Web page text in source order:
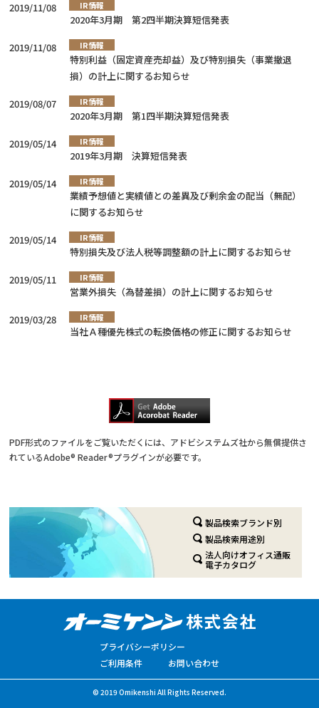
2019/11/08 IR情報
2020年3月期 第2四半期決算短信発表
2019/11/08 IR情報
特別利益（固定資産売却益）及び特別損失（事業撤退
損）の計上に関するお知らせ
2019/08/07 IR情報
2020年3月期 第1四半期決算短信発表
2019/05/14 IR情報
2019年3月期 決算短信発表
2019/05/14 IR情報
業績予想値と実績値との差異及び剰余金の配当（無配）
に関するお知らせ
2019/05/14 IR情報
特別損失及び法人税等調整額の計上に関するお知らせ
2019/05/11 IR情報
営業外損失（為替差損）の計上に関するお知らせ
2019/03/28 IR情報
当社Ａ種優先株式の転換価格の修正に関するお知らせ
PDF形式のファイルをご覧いただくには、アドビシステムズ社から無償提供さ
れているAdobe® Reader®プラグインが必要です。
製品検索ブランド別
製品検索用途別
法人向けオフィス通販
電子カタログ
プライバシーポリシー
ご利用条件
お問い合わせ
© 2019 Omikenshi All Rights Reserved.